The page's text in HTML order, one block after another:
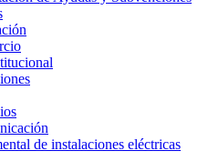
de instalaciones eléctricas